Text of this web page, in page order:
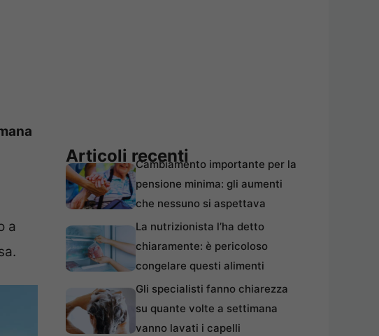
a
Articoli recentiCambiamento importante per la
pensione minima: gli aumenti
che nessuno si aspettava
La nutrizionista l’ha detto
chiaramente: è pericoloso
congelare questi alimenti
Gli specialisti fanno chiarezza
su quante volte a settimana
vanno lavati i capelli